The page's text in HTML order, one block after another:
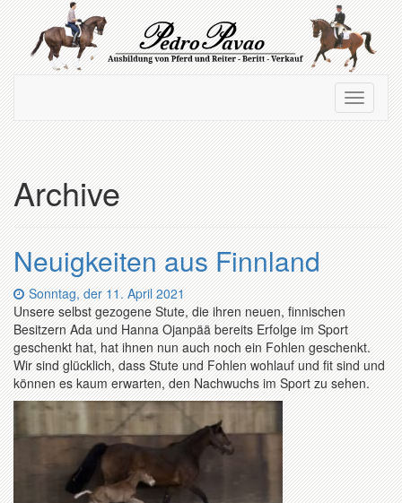
Zum
Hauptinhalt
springen
ein-/
Archive
Neuigkeiten aus Finnland
Datum:
Sonntag, der 11. April 2021
Unsere selbst gezogene Stute, die ihren neuen, finnischen
Besitzern Ada und Hanna Ojanpää bereits Erfolge im Sport
geschenkt hat, hat ihnen nun auch noch ein Fohlen geschenkt.
Wir sind glücklich, dass Stute und Fohlen wohlauf und fit sind und
können es kaum erwarten, den Nachwuchs im Sport zu sehen.